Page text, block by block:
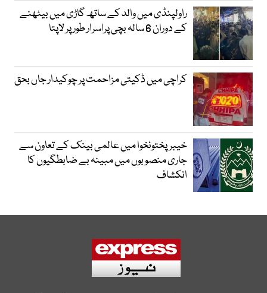
راولپنڈی میں والد کے ساتھ گاڑی میں بیٹھنے
کے دوران 6 سالہ بچی پراسرار طور پر لاپتا
کراچی میں ڈکیتی مزاحمت پر چوکیدار جاں بحق
خیبرپختونخوا میں عالمی بینک کے تعاون سے
جاری منصوبوں میں مبینہ بے ضابطگیوں کا
انکشاف